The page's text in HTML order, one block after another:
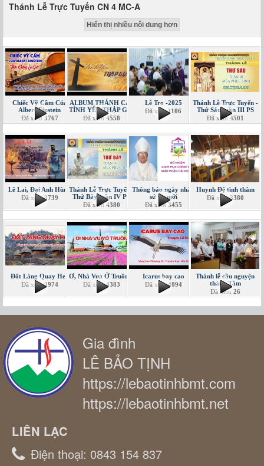
Thánh Lễ Trực Tuyến CN 4 MC-A
Hiển thị nhiều nội dung hơn
Chiếc Vỹ Cầm Của
Albert Einstein
Đã xem3767
ALBUM THÁNH CA -
TÌNH YÊU THẬP GIÁ
Đã xem4558
Lễ Tro -2025
Đã xem1106
Thánh Lễ Trực Tuyến -
Thứ Sáu tuần III PS
Đã xem4501
Lê Lai, Đại Anh Hùng
Đã xem3739
Thánh Lễ Trực Tuyến -
Thứ Bảy tuần IV PS
Đã xem4380
Thông báo ngày nhận
sứ vụ mới
Đã xem3455
Huynh Đệ tình thâm
Đã xem3380
Đốt Làng Quay Heo
Đã xem3974
Ơ, Nhà Vua Ở Truồng!
Đã xem4383
Icarus bay cao
Đã xem4094
Thánh lễ cầu nguyện
tháng Tám
Đã xem 26
Gia đình
LÊ BẢO TỊNH
https://lebaotinhbmt.com
https://lebaotinhbmt.net
LIÊN LẠC
Điện thoại: 0843 154 837